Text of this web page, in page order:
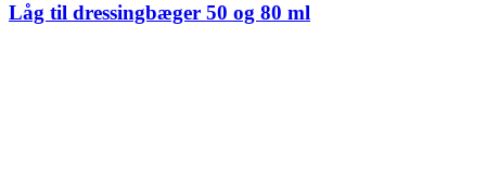
Låg til dressingbæger 50 og 80 ml